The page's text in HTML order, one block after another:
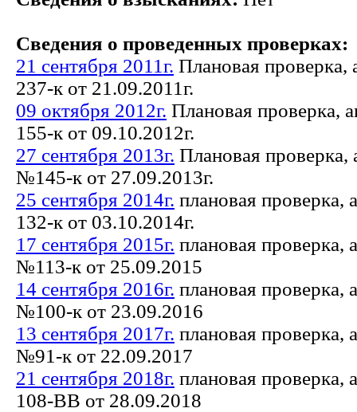
Сведения о проведенных проверках:
21 сентября 2011г. Плановая
237-к от 21.09.2011г.
09 октября 2012г. Плановая проверка,
155-к от 09.10.2012г.
27 сентября 2013г. Плановая проверка,
№145-к от 27.09.2013г.
25 сентября 2014г. плановая проверка,
132-к от 03.10.2014г.
17 сентября 2015г. плановая проверка,
№113-к от 25.09.2015
14 сентября 2016г. плановая проверка,
№100-к от 23.09.2016
13 сентября 2017г. плановая проверка,
№91-к от 22.09.2017
21 сентября 2018г. плановая проверка,
108-ВВ от 28.09.2018